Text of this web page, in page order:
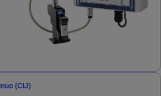
(CIJ)